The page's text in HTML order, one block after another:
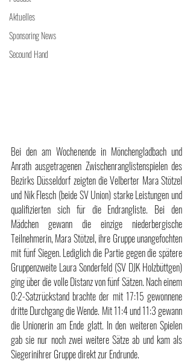
Aktuelles
Sponsoring News
Secound Hand
Bei den am Wochenende in Mönchengladbach und
Anrath ausgetragenen Zwischenranglistenspielen des
Bezirks Düsseldorf zeigten die Velberter Mara Stötzel
und Nik Flesch (beide SV Union) starke Leistungen und
qualifizierten sich für die Endrangliste. Bei den
Mädchen gewann die einzige niederbergische
Teilnehmerin, Mara Stötzel, ihre Gruppe unangefochten
mit fünf Siegen. Lediglich die Partie gegen die spätere
Gruppenzweite Laura Sonderfeld (SV DJK Holzbüttgen)
ging über die volle Distanz von fünf Sätzen. Nach einem
0:2-Satzrückstand brachte der mit 17:15 gewonnene
dritte Durchgang die Wende. Mit 11:4 und 11:3 gewann
die Unionerin am Ende glatt. In den weiteren Spielen
gab sie nur noch zwei weitere Sätze ab und kam als
Siegerinihrer Gruppe direkt zur Endrunde.